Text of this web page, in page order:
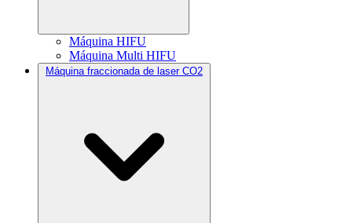
Máquina HIFU
Máquina Multi HIFU
Máquina fraccionada de laser CO2